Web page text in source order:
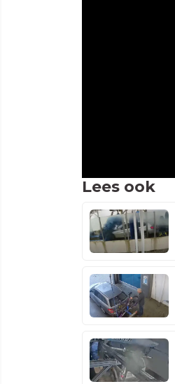
Lees ook